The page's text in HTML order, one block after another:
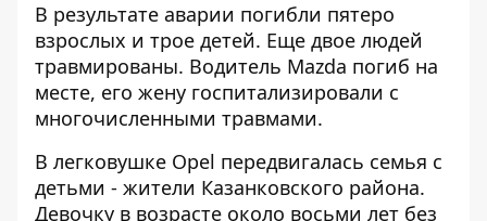
В результате аварии погибли пятеро
взрослых и трое детей. Еще двое людей
травмированы. Водитель Mazda погиб на
месте, его жену госпитализировали с
многочисленными травмами.
В легковушке Opel передвигалась семья с
детьми - жители Казанковского района.
Девочку в возрасте около восьми лет без